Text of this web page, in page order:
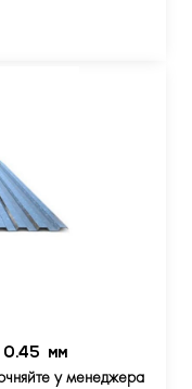
0.45 мм
у менеджера